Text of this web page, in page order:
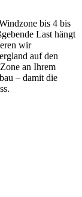
bis 4 bis
Last hängt
wir
auf den
an Ihrem
– damit die